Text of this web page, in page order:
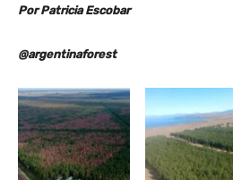
Por Patricia Escobar
@argentinaforest